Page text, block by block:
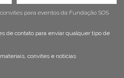
para eventos da Fundação SOS
de contato para enviar qualquer tipo de
convites e notícias